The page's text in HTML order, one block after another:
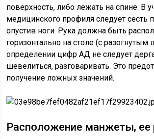
поверхность, либо лежать на спине. В
медицинского профиля следует сесть
опустив ноги. Рука должна быть
горизонтально на столе (с разогнутым
определении цифр АД не следует
шевелиться, разговаривать. Это
получение ложных значений.
Расположение манжеты,